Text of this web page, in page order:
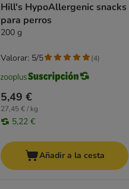
Hill's HypoAllergenic snacks
para perros
200 g
5,49 €
27,45 € / kg
5,22 €
Valorar: 5/5 (4)
Añadir a la cesta